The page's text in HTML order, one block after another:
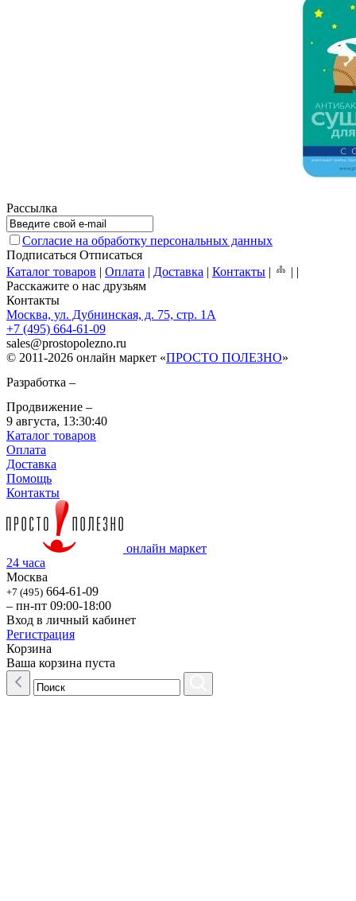
Рассылка
Согласие на обработку персональных данных
Подписаться Отписаться
Каталог товаров | Оплата | Доставка | Контакты | | |
Расскажите о нас друзьям
Контакты
Москва, ул. Дубнинская, д. 75, стр. 1А
+7 (495) 664-61-09
sales@prostopolezno.ru
© 2011-2026 онлайн маркет «ПРОСТО ПОЛЕЗНО»
Разработка –
Продвижение –
9 августа, 13:30:40
Каталог товаров
Оплата
Доставка
Помощь
Контакты
онлайн маркет
24 часа
Москва
+7 (495) 664-61-09
– пн-пт 09:00-18:00
Вход в личный кабинет
Регистрация
Корзина
Ваша корзина пуста